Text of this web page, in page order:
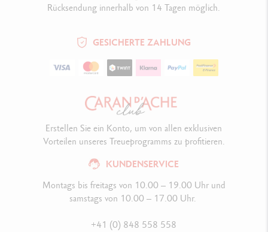
Rücksendung innerhalb von 14 Tagen möglich.
GESICHERTE ZAHLUNG
KUNDENSERVICE
Montags bis freitags von 10.00 – 19.00 Uhr und
samstags von 10.00 – 17.00 Uhr.
+41 (0) 848 558 558
Erstellen Sie ein Konto, um von allen exklusiven
Vorteilen unseres Treueprogramms zu profitieren.